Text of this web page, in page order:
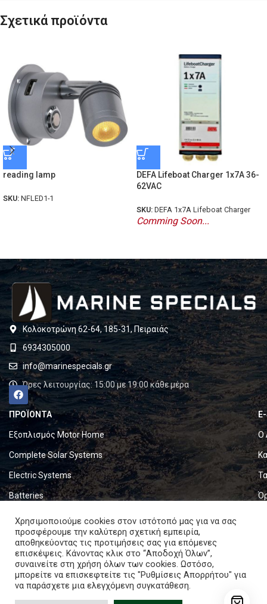
Σχετικά προϊόντα
reading lamp
SKU: NFLED1-1
DEFA Lifeboat Charger 1x7A 36-
62VAC
SKU: DEFA 1x7A Lifeboat Charger
Comming Soon...
Κολοκοτρώνη 62-64, 185-31, Πειραιάς
6934305000
info@marinespecials.gr
Ώρες λειτουργίας: 15:00 με 19:00 κάθε μέρα
ΠΡΟΪΟΝΤΑ
Εξοπλισμός Motor Home
Complete Solar Systems
Electric Systems
Batteries
Set & Fold Solar Panels
Marine Equipment
Ο
Copyright © 2024. All rights reserved.
Χρησιμοποιούμε cookies στον ιστότοπό μας για να σας
προσφέρουμε την καλύτερη σχετική εμπειρία,
αποθηκεύοντας τις προτιμήσεις σας για επόμενες
επισκέψεις. Κάνοντας κλικ στο “Αποδοχή Όλων”,
συναινείτε στη χρήση όλων των cookies. Ωστόσο,
μπορείτε να επισκεφτείτε τις "Ρυθμίσεις Απορρήτου" για
να παράσχετε μια ελεγχόμενη συγκατάθεση.